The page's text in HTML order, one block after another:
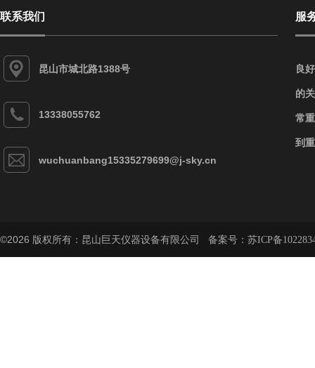
联系我们
昆山市城北路1388号
13338055762
wuchuanbang15335279699@j-sky.cn
服
良
的
常
到
©2026 版权所有：昆山巨天仪器设备有限公司 备案号： 苏ICP备